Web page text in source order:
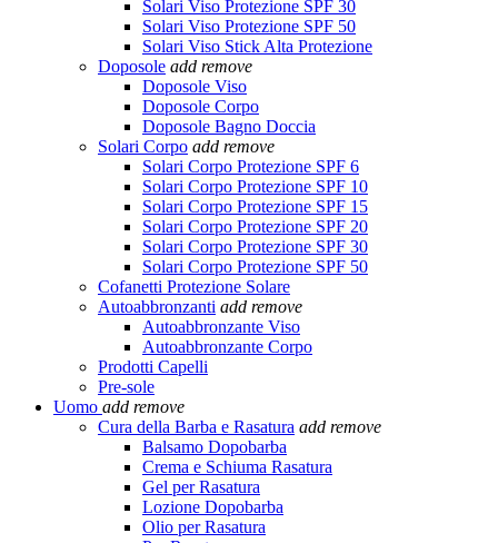
Solari Viso Protezione SPF 30
Solari Viso Protezione SPF 50
Solari Viso Stick Alta Protezione
Doposole add remove
Doposole Viso
Doposole Corpo
Doposole Bagno Doccia
Solari Corpo add remove
Solari Corpo Protezione SPF 6
Solari Corpo Protezione SPF 10
Solari Corpo Protezione SPF 15
Solari Corpo Protezione SPF 20
Solari Corpo Protezione SPF 30
Solari Corpo Protezione SPF 50
Cofanetti Protezione Solare
Autoabbronzanti add remove
Autoabbronzante Viso
Autoabbronzante Corpo
Prodotti Capelli
Pre-sole
Uomo add remove
Cura della Barba e Rasatura add remove
Balsamo Dopobarba
Crema e Schiuma Rasatura
Gel per Rasatura
Lozione Dopobarba
Olio per Rasatura